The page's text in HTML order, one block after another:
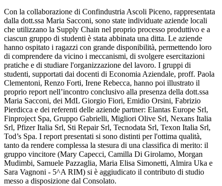
Con la collaborazione di Confindustria Ascoli Piceno, rappresentata
dalla dott.ssa Maria Sacconi, sono state individuate aziende locali
che utilizzano la Supply Chain nel proprio processo produttivo e a
ciascun gruppo di studenti è stata abbinata una ditta. Le aziende
hanno ospitato i ragazzi con grande disponibilità, permettendo loro
di comprendere da vicino i meccanismi, di svolgere esercitazioni
pratiche e di studiare l'organizzazione del lavoro. I gruppi di
studenti, supportati dai docenti di Economia Aziendale, proff. Paola
Clementoni, Renzo Forti, Irene Rebecca, hanno poi illustrato il
proprio report nell’incontro conclusivo alla presenza della dott.ssa
Maria Sacconi, dei MdL Giorgio Fiori, Emidio Orsini, Fabrizio
Pierdicca e dei referenti delle aziende partner: Elantas Europe Srl,
Finproject Spa, Gruppo Gabrielli, Migliori Olive Srl, Nexans Italia
Srl, Pfizer Italia Srl, Sti Repair Srl, Tecnodata Srl, Texon Italia Srl,
Tod’s Spa. I report presentati si sono distinti per l'ottima qualità,
tanto da rendere complessa la stesura di una classifica di merito: il
gruppo vincitore (Mary Capecci, Camilla Di Girolamo, Morgan
Mudimbi, Samuele Pazzaglia, Maria Elisa Simonetti, Almira Uka e
Sara Vagnoni - 5^A RIM) si è aggiudicato il contributo di studio
messo a disposizione dal Consolato.